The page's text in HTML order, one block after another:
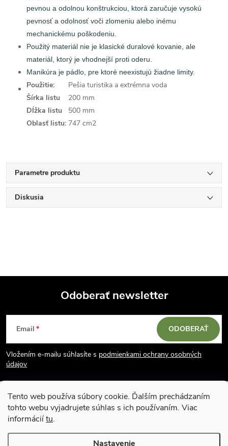
Tento web používa súbory cookie. Ďalším prechádzaním
tohto webu vyjadrujete súhlas s ich používaním. Viac
informáciítu.
Nastavenie
pevnou a odolnou konštrukciou, ktorá zaručuje vysokú
pevnosť a odolnosť voči zlomeniu alebo inému
mechanickému poškodeniu.
Použitý materiál nie je klasické duralové kovanie, ale
materiál, ktorý je vhodnejší proti oderu.
Manikúra je pádlo, pre ktoré neexistujú žiadne limity.
Použitie:
Pešia turistika a extrémna voda
Šírka listu
200 mm
Dĺžka listu
500 mm
Oblasť listu: 747 cm2
Parametre produktu
Diskusia
Z
á
p
ä
Odoberať newsletter
Email
Vložením e-mailu súhlasíte s podmienkami ochrany osobných
údajov
ODOBERAŤ